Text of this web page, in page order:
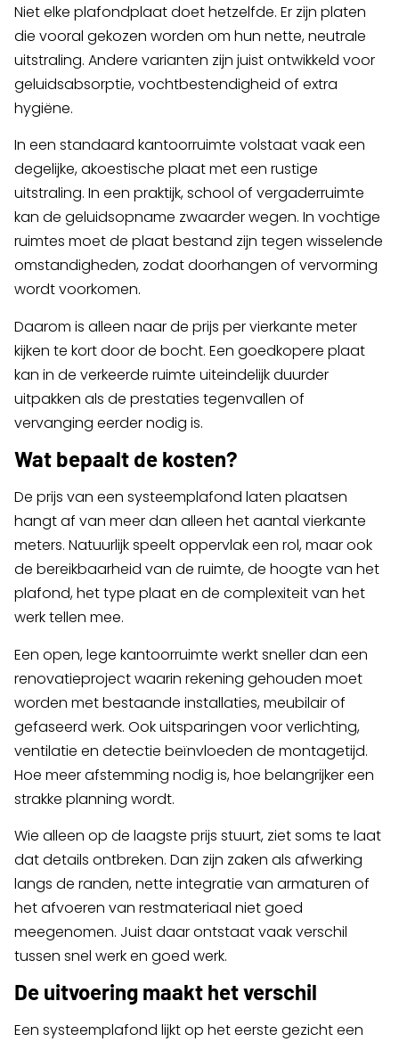
Niet elke plafondplaat doet hetzelfde. Er zijn platen
die vooral gekozen worden om hun nette, neutrale
uitstraling. Andere varianten zijn juist ontwikkeld voor
geluidsabsorptie, vochtbestendigheid of extra
hygiëne.
In een standaard kantoorruimte volstaat vaak een
degelijke, akoestische plaat met een rustige
uitstraling. In een praktijk, school of vergaderruimte
kan de geluidsopname zwaarder wegen. In vochtige
ruimtes moet de plaat bestand zijn tegen wisselende
omstandigheden, zodat doorhangen of vervorming
wordt voorkomen.
Daarom is alleen naar de prijs per vierkante meter
kijken te kort door de bocht. Een goedkopere plaat
kan in de verkeerde ruimte uiteindelijk duurder
uitpakken als de prestaties tegenvallen of
vervanging eerder nodig is.
Wat bepaalt de kosten?
De prijs van een systeemplafond laten plaatsen
hangt af van meer dan alleen het aantal vierkante
meters. Natuurlijk speelt oppervlak een rol, maar ook
de bereikbaarheid van de ruimte, de hoogte van het
plafond, het type plaat en de complexiteit van het
werk tellen mee.
Een open, lege kantoorruimte werkt sneller dan een
renovatieproject waarin rekening gehouden moet
worden met bestaande installaties, meubilair of
gefaseerd werk. Ook uitsparingen voor verlichting,
ventilatie en detectie beïnvloeden de montagetijd.
Hoe meer afstemming nodig is, hoe belangrijker een
strakke planning wordt.
Wie alleen op de laagste prijs stuurt, ziet soms te laat
dat details ontbreken. Dan zijn zaken als afwerking
langs de randen, nette integratie van armaturen of
het afvoeren van restmateriaal niet goed
meegenomen. Juist daar ontstaat vaak verschil
tussen snel werk en goed werk.
De uitvoering maakt het verschil
Een systeemplafond lijkt op het eerste gezicht een